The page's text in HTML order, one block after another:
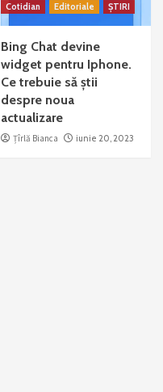
Cotidian Editoriale ȘTIRI
Bing Chat devine
widget pentru Iphone.
Ce trebuie să știi
despre noua
actualizare
Țîrlă Bianca iunie 20, 2023